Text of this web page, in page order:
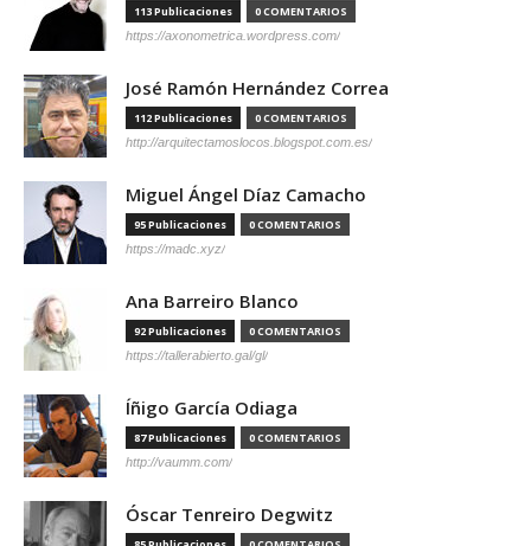
113 Publicaciones 0 COMENTARIOS
https://axonometrica.wordpress.com/
José Ramón Hernández Correa
112 Publicaciones 0 COMENTARIOS
http://arquitectamoslocos.blogspot.com.es/
Miguel Ángel Díaz Camacho
95 Publicaciones 0 COMENTARIOS
https://madc.xyz/
Ana Barreiro Blanco
92 Publicaciones 0 COMENTARIOS
https://tallerabierto.gal/gl/
Íñigo García Odiaga
87 Publicaciones 0 COMENTARIOS
http://vaumm.com/
Óscar Tenreiro Degwitz